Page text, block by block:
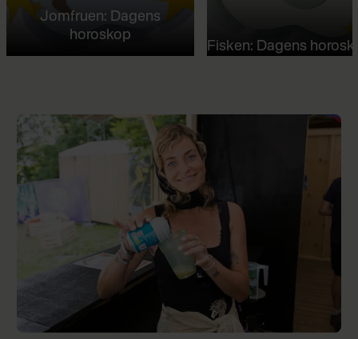
Jomfruen: Dagens
horoskop
Fisken: Dagens